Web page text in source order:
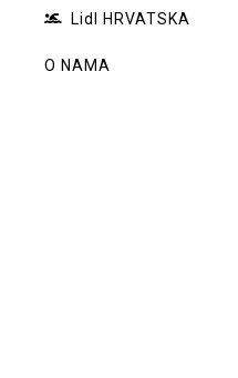
Lidl HRVATSKA
O NAMA